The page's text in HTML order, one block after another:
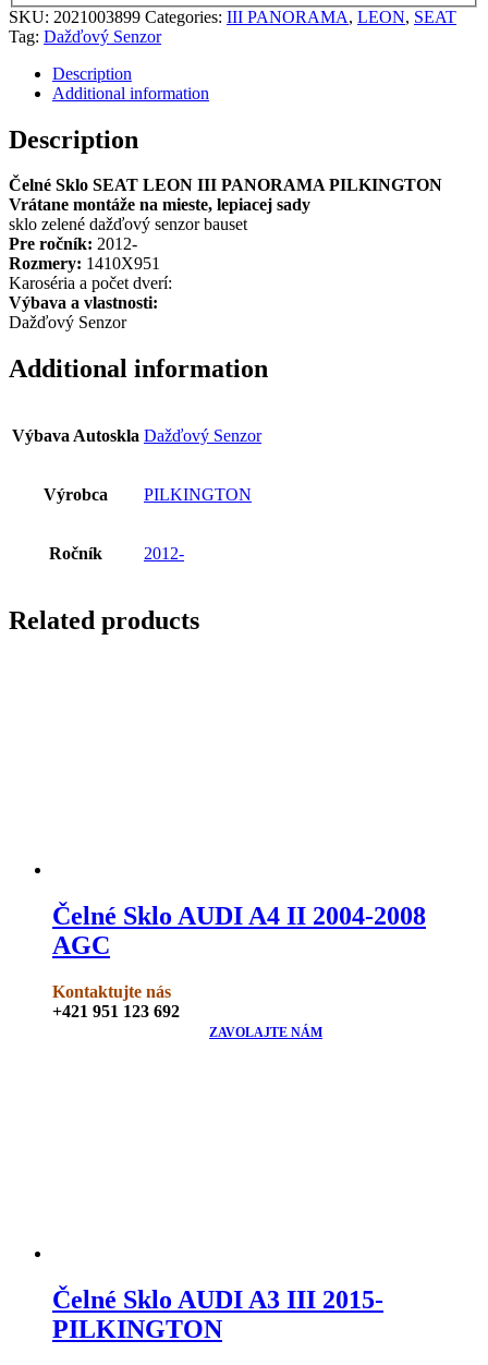
SKU: 2021003899 Categories: III PANORAMA, LEON, SEAT
Tag: Dažďový Senzor
Description
Additional information
Description
Čelné Sklo SEAT LEON III PANORAMA PILKINGTON
Vrátane montáže na mieste, lepiacej sady
sklo zelené dažďový senzor bauset
Pre ročník: 2012-
Rozmery: 1410X951
Karoséria a počet dverí:
Výbava a vlastnosti:
Dažďový Senzor
Additional information
Výbava Autoskla Dažďový Senzor
Výrobca PILKINGTON
Ročník 2012-
Related products
Čelné Sklo AUDI A4 II 2004-2008
AGC
Kontaktujte nás
+421 951 123 692
ZAVOLAJTE NÁM
Čelné Sklo AUDI A3 III 2015-
PILKINGTON